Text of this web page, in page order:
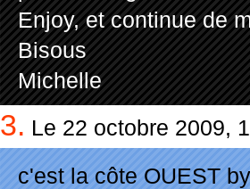
Enjoy, et continue de
Bisous
Michelle
3. Le 22 octobre 2009,
c'est la côte OUEST